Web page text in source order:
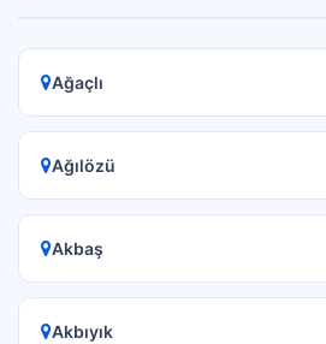
Ağaçlı
Ağılözü
Akbaş
Akbıyık